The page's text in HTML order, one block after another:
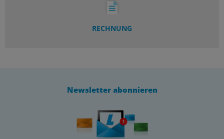
RECHNUNG
Newsletter abonnieren